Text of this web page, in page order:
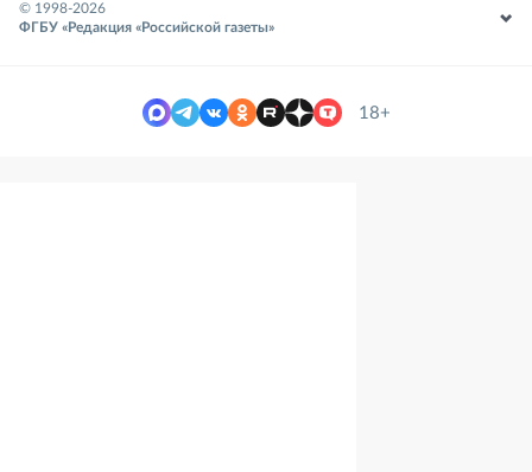
© 1998-2026
ФГБУ «Редакция «Российской газеты»
18+